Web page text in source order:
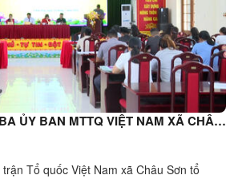
ỦY BAN MTTQ VIỆT NAM XÃ CHÂU
2025 – 2030
Tổ quốc Việt Nam xã Châu Sơn tổ